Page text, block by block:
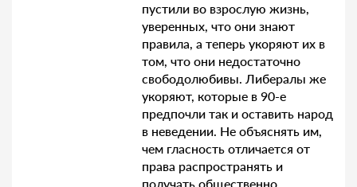
пустили во взрослую жизнь,
уверенных, что они знают
правила, а теперь укоряют их в
том, что они недостаточно
свободолюбивы. Либералы же
укоряют, которые в 90-е
предпочли так и оставить народ
в неведении. Не объяснять им,
чем гласность отличается от
права распространять и
получать общественно